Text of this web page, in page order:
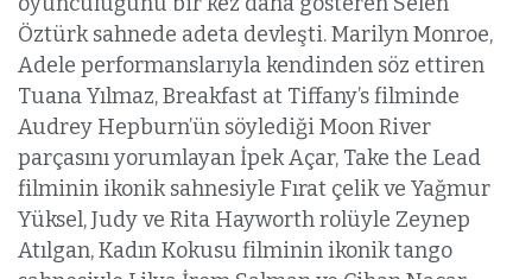
Öztürk sahnede adeta devleşti. Marilyn Monroe,
Adele performanslarıyla kendinden söz ettiren
Tuana Yılmaz, Breakfast at Tiffany’s filminde
Audrey Hepburn’ün söylediği Moon River
parçasını yorumlayan İpek Açar, Take the Lead
filminin ikonik sahnesiyle Fırat çelik ve Yağmur
Yüksel, Judy ve Rita Hayworth rolüyle Zeynep
Atılgan, Kadın Kokusu filminin ikonik tango